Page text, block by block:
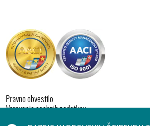
Pravno obvestilo
Varovanje osebnih podatkov